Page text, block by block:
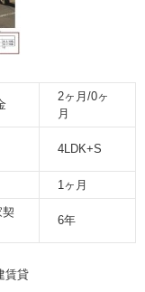
2ヶ月/0ヶ
月
4LDK+S
1ヶ月
契
6年
賃貸